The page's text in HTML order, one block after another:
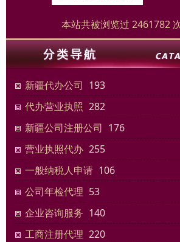
本站共被浏览过 2461782
新疆代办公司 193
代办营业执照 282
新疆公司注册公司 176
营业执照代办 255
一般纳税人申请 106
公司年检代理 53
企业咨询服务 140
工商注册代理 220